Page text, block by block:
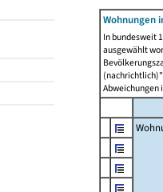
Wohnungen
In bundesweit
ausgewählt
Abweichungen